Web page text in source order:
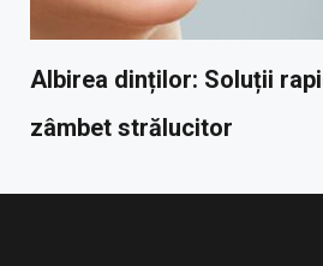
Albirea dinților: Soluții
zâmbet strălucitor